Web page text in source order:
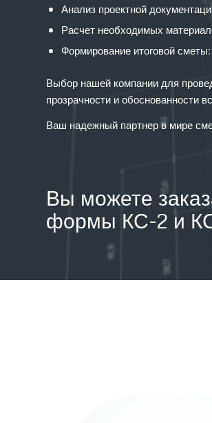
Анализ проектной
Расчет необходимых
Формирование итоговой
Выбор нашей компании для
прозрачности и обоснованности
Ваш надежный партнер в мире
Вы можете
формы КС-2 и